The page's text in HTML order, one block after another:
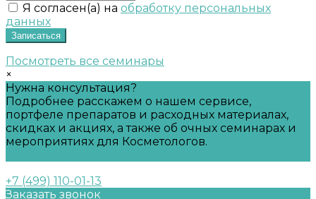
Я согласен(а) на обработку персональных
данных
Записаться
Посмотреть все семинары
×
Нужна консультация?
Подробнее расскажем о нашем сервисе,
портфеле препаратов и расходных материалах,
скидках и акциях, а также об очных семинарах и
мероприятиях для Косметологов.
+7 (499) 110-01-13
Заказать звонок